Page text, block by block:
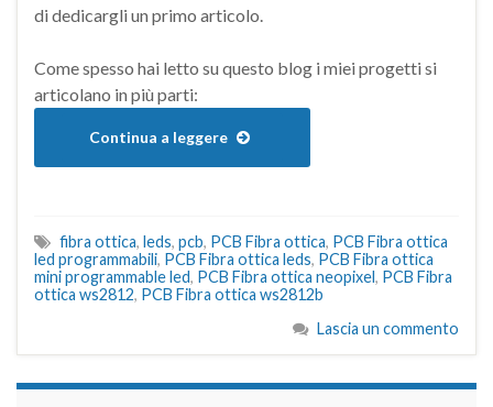
di dedicargli un primo articolo.
Come spesso hai letto su questo blog i miei progetti si
articolano in più parti:
Continua a leggere
fibra ottica, leds, pcb, PCB Fibra ottica, PCB Fibra ottica
led programmabili, PCB Fibra ottica leds, PCB Fibra ottica
mini programmable led, PCB Fibra ottica neopixel, PCB Fibra
ottica ws2812, PCB Fibra ottica ws2812b
Lascia un commento